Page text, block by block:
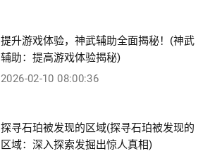
提升游戏体验，神武辅助全面揭秘！(神武
辅助：提高游戏体验揭秘)
2026-02-10 08:00:36
探寻石珀被发现的区域(探寻石珀被发现的
区域：深入探索发掘出惊人真相)